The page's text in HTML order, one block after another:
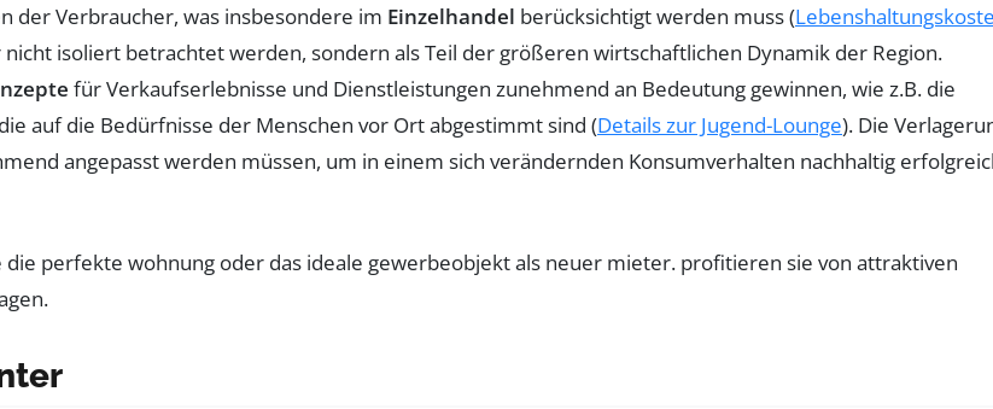
der Verbraucher, was insbesondere im Einzelhandel berücksichtigt werden muss (
isoliert betrachtet werden, sondern als Teil der größeren wirtschaftlichen Dynamik der Region.
für Verkaufserlebnisse und Dienstleistungen zunehmend an Bedeutung gewinnen, wie z.B. die
auf die Bedürfnisse der Menschen vor Ort abgestimmt sind (Details zur Jugend-Lounge). Die
angepasst werden müssen, um in einem sich verändernden Konsumverhalten nachhaltig